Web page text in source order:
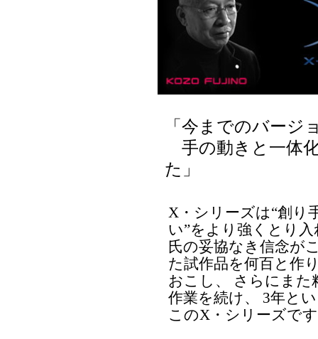
「今までのバージ
手の動きと一体
た」
X・シリーズは“創り
い”をより強くとり
氏の妥協なき信念が
た試作品を何百と作
おこし、 さらにま
作業を続け、 3年と
このX・シリーズで